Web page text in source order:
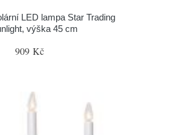
LED lampa Star Trading
výška 45 cm
909 Kč